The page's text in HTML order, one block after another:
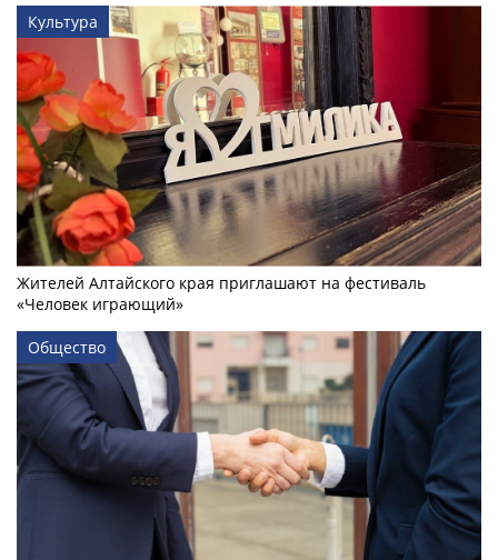
Культура
Жителей Алтайского края приглашают на фестиваль
«Человек играющий»
Общество